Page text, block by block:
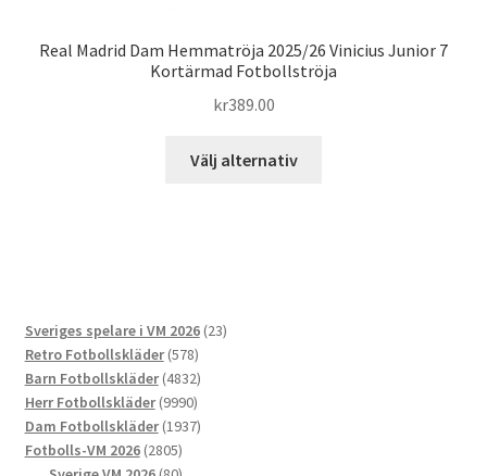
Real Madrid Dam Hemmatröja 2025/26 Vinicius Junior 7
Kortärmad Fotbollströja
kr389.00
Välj alternativ
Sveriges spelare i VM 2026 2323
Retro Fotbollskläder 578578
produkter
Barn Fotbollskläder 48324832
produkter
Herr Fotbollskläder 99909990
produkter
Dam Fotbollskläder 19371937
Fotbolls-VM 2026 28052805